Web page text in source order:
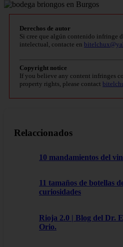
Derechos de autor
Si cree que algún contenido infringe
intelectual, contacte en
Copyright notice
If you believe any content infringes
property rights, please contact
Relaccionados
10 mandamientos del
11 tamaños de botellas
curiosidades
Rioja 2.0 | Blog del Dr.
Orio.